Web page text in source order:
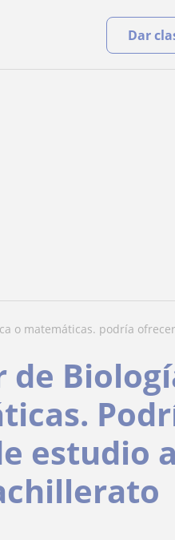
Dar
o matemáticas. podría
de
estudio